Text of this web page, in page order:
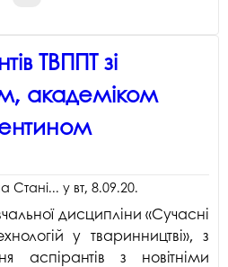
ТВППТ зі
академіком
Стані... у вт, 8.09.20.
дисципліни «Сучасні
у тваринництві», з
аспірантів з новітніми